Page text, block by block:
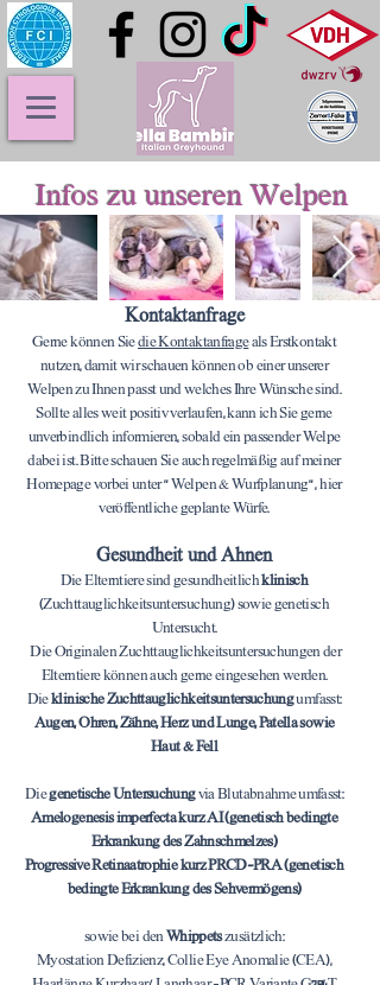
Infos zu unseren Welpen
Kontaktanfrage
Gerne können Siedie Kontaktanfrageals Erstkontakt
nutzen, damit wir schauen können ob einer unserer
Welpen zu Ihnen passt und welches Ihre Wünsche sind.
Sollte alles weit positiv verlaufen, kann ich Sie gerne
unverbindlich informieren, sobald ein passender Welpe
dabei ist. Bitte schauen Sie auch regelmäßig auf meiner
Homepage vorbei unter " Welpen & Wurfplanung" , hier
veröffentliche geplante Würfe.
Gesundheit und Ahnen
Die Elterntiere sind gesundheitlichklinisch
(Zuchttauglichkeitsuntersuchung) sowie genetisch
Untersucht.
Die Originalen Zuchttauglichkeitsuntersuchungen der
Elterntiere können auch gerne eingesehen werden.
Dieklinische Zuchttauglichkeitsuntersuchungumfasst:
Augen, Ohren, Zähne, Herz und Lunge, Patella sowie
Haut & Fell
Diegenetische Untersuchungvia Blutabnahme umfasst:
Amelogenesis imperfecta kurz AI (genetisch bedingte
Erkrankung des Zahnschmelzes)
Progressive Retinaatrophie kurz PRCD-PRA (genetisch
bedingte Erkrankung des Sehvermögens)
sowie bei denWhippetszusätzlich:
Myostation Defizienz, Collie Eye Anomalie (CEA),